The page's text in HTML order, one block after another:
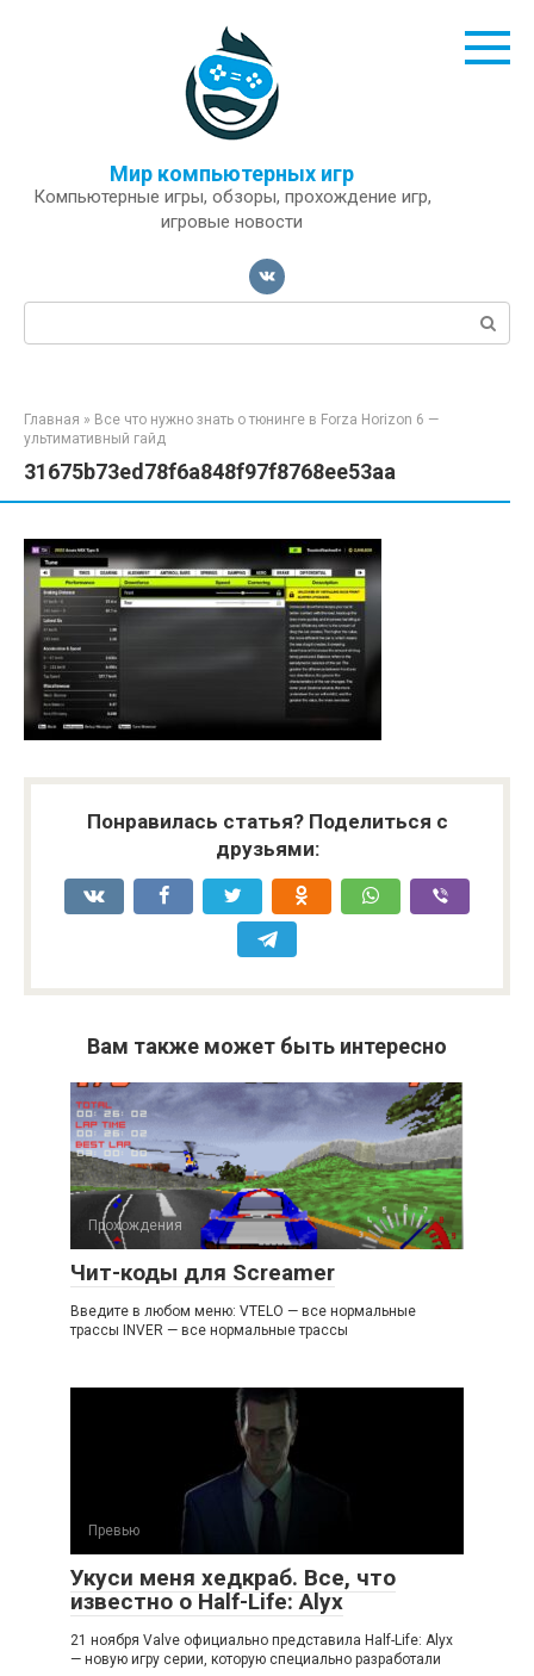
Мир компьютерных игр
Компьютерные игры, обзоры, прохождение игр,
игровые новости
Поиск:
Главная » Все что нужно знать о тюнинге в Forza Horizon 6 —
ультимативный гайд
31675b73ed78f6a848f97f8768ee53aa
Понравилась статья? Поделиться с
друзьями:
Вам также может быть интересно
Прохождения
Чит-коды для Screamer
Введите в любом меню: VTELO — все нормальные
трассы INVER — все нормальные трассы
Превью
Укуси меня хедкраб. Все, что
известно о Half-Life: Alyx
21 ноября Valve официально представила Half-Life: Alyx
— новую игру серии, которую специально разработали